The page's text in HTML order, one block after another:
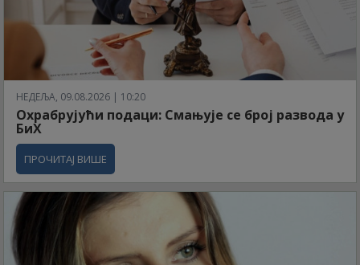
НЕДЕЉА, 09.08.2026 | 10:20
Охрабрујући подаци: Смањује се број развода у
БиХ
ПРОЧИТАЈ ВИШЕ